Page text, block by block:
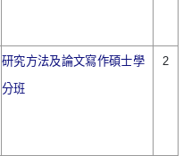
研究方法及論文寫作碩士學
分班
2